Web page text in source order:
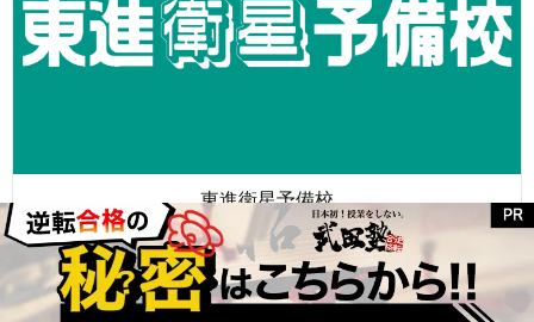
東進衛星予備校
口コミ数(43件)